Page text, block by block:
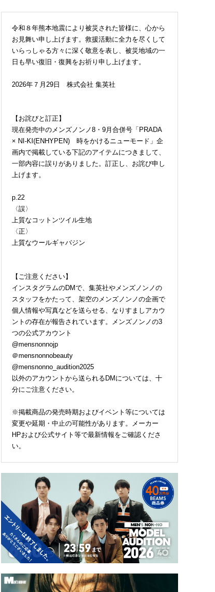
令和８年熊本地震により被災された皆様に、心から
お見舞い申し上げます。救援活動に全力を尽くして
いらっしゃる方々に深く敬意を表し、被災地域の一
日も早い復旧・復興をお祈り申し上げます。
2026年７月29日 株式会社 集英社
【お詫びと訂正】
現在発売中のメンズノンノ8・9月合併号「PRADA
× NI-KI(ENHYPEN) 時をかけるニューモード」企
画内で掲載している下記のアイテムにつきまして、
一部内容に誤りがありました。訂正し、お詫び申し
上げます。
p.22
〈誤〉
上質なコットンツイル生地
〈正〉
上質なウールギャバジン
【ご注意ください】
インスタグラムのDMで、集英社やメンズノンノの
スタッフをかたって、架空のメンズノンノの企画で
個人情報や写真などを送らせる、なりすましアカウ
ントの存在が報告されています。メンズノンノの3
つの公式アカウント
@mensnonnojp
＠mensnonnobeauty
@mensnonno_audition2025
以外のアカウントから送られるDMについては、十
分にご注意ください。
※掲載商品の発売時期およびイベント等については
変更や延期・中止の可能性があります。メーカー
HPおよび公式サイト等で最新情報をご確認くださ
い。